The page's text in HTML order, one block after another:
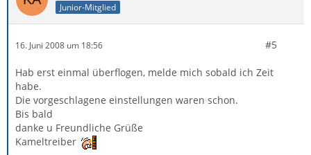
Junior-Mitglied
16. Juni 2008 um 18:56 #5
Hab erst einmal überflogen, melde mich sobald ich Zeit
habe.
Die vorgeschlagene einstellungen waren schon.
Bis bald
danke u Freundliche Grüße
Kameltreiber